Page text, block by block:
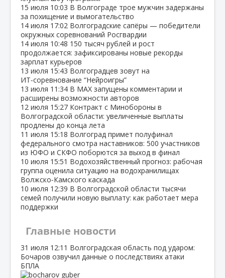
15 июля 10:03 В Волгограде трое мужчин задержаны
за похищение и вымогательство
14 июля 17:02 Волгоградские сапёры — победители
окружных соревнований Росгвардии
14 июля 10:48 150 тысяч рублей и рост
продолжается: зафиксированы новые рекорды
зарплат курьеров
13 июля 15:43 Волгоградцев зовут на
ИТ‑соревнование “Нейроигры”
13 июля 11:34 В МАХ запущены комментарии и
расширены возможности авторов
12 июля 15:27 Контракт с Минобороны в
Волгоградской области: увеличенные выплаты
продлены до конца лета
11 июля 15:18 Волгоград примет полуфинал
федерального смотра наставников: 500 участников
из ЮФО и СКФО поборются за выход в финал
10 июля 15:51 Водохозяйственный прогноз: рабочая
группа оценила ситуацию на водохранилищах
Волжско‑Камского каскада
10 июля 12:39 В Волгоградской области тысячи
семей получили новую выплату: как работает мера
поддержки
Главные новости
31 июля 12:11 Волгоградская область под ударом:
Бочаров озвучил данные о последствиях атаки
БПЛА